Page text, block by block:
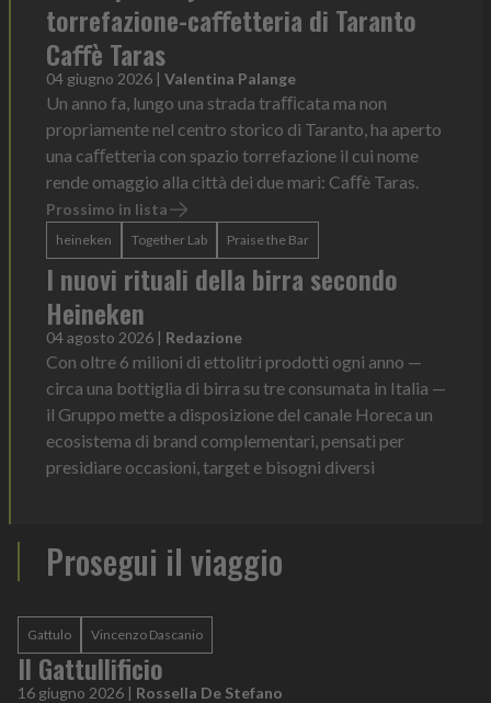
torrefazione-caﬀetteria di Taranto
Caﬀè Taras
04 giugno 2026 | Valentina Palange
Un anno fa, lungo una strada traﬃcata ma non
propriamente nel centro storico di Taranto, ha aperto
una caﬀetteria con spazio torrefazione il cui nome
rende omaggio alla città dei due mari: Caﬀè Taras.
Prossimo in lista
heineken Together Lab Praise the Bar
I nuovi rituali della birra secondo
Heineken
04 agosto 2026 | Redazione
Con oltre 6 milioni di ettolitri prodotti ogni anno —
circa una bottiglia di birra su tre consumata in Italia —
il Gruppo mette a disposizione del canale Horeca un
ecosistema di brand complementari, pensati per
presidiare occasioni, target e bisogni diversi
Prosegui il viaggio
Gattulo Vincenzo Dascanio
Il Gattullificio
16 giugno 2026 | Rossella De Stefano